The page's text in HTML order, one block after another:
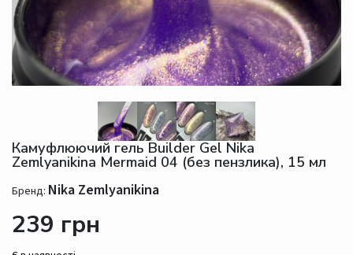
Камуфлюючий гель Builder Gel Nika
Zemlyanikina Mermaid 04 (без пензлика), 15 мл
Бренд: Nika Zemlyanikina
239 грн